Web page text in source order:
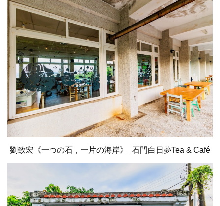
劉致宏《一つの石，一片の海岸》_石門白日夢Tea & Café